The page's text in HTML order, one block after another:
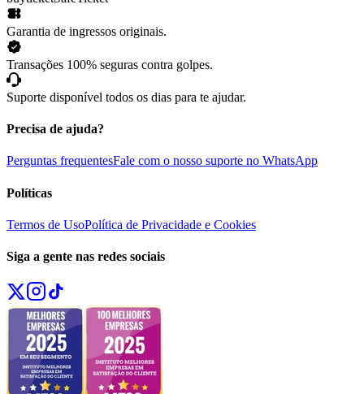
Garantia de ingressos originais.
Transações 100% seguras contra golpes.
Suporte disponível todos os dias para te ajudar.
Precisa de ajuda?
Perguntas frequentesFale com o nosso suporte no WhatsApp
Políticas
Termos de UsoPolítica de Privacidade e Cookies
Siga a gente nas redes sociais